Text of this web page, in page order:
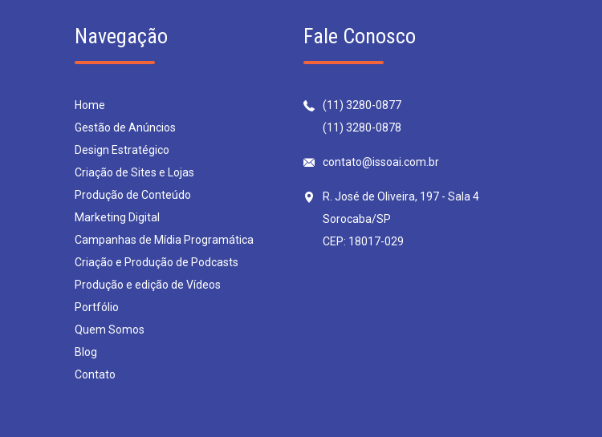
Navegação
Home
Gestão de Anúncios
Design Estratégico
Criação de Sites e Lojas
Produção de Conteúdo
Marketing Digital
Campanhas de Mídia Programática
Criação e Produção de Podcasts
Produção e edição de Vídeos
Portfólio
Quem Somos
Blog
Contato
Fale Conosco
(11) 3280-0877
(11) 3280-0878
contato@issoai.com.br
R. José de Oliveira, 197 - Sala 4
Sorocaba/SP
CEP: 18017-029